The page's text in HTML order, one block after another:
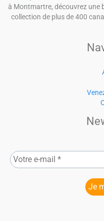
à Montmartre, découvrez une
collection de plus de 400